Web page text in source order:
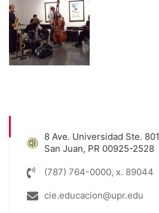
8 Ave. Universidad Ste. 801
San Juan, PR 00925-2528
(787) 764-0000, x. 89044
cie.educacion@upr.edu